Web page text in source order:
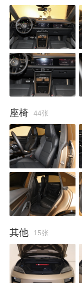
座椅 44张
其他 15张